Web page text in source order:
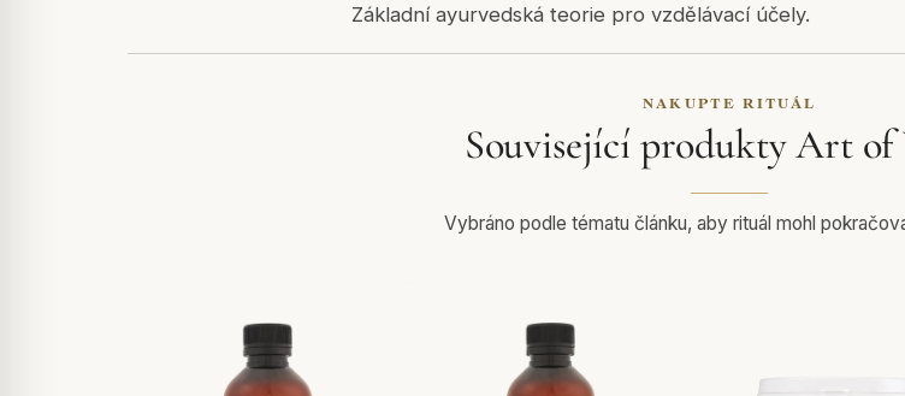
Základní ayurvedská teorie pro vzdělávací účely.
NAKUPTE RITUÁL
Související produkty Art of
Vybráno podle tématu článku, aby rituál mohl